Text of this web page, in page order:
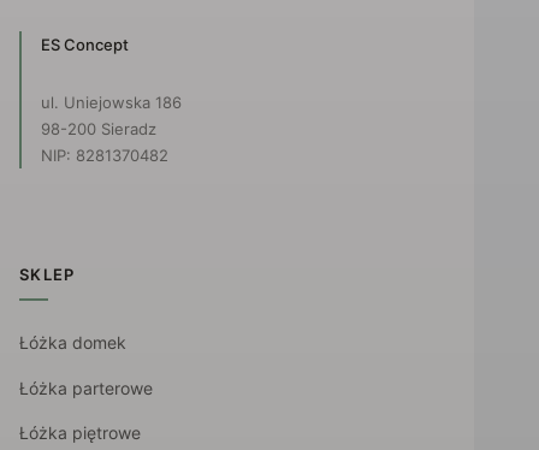
ES Concept
ul. Uniejowska 186
98-200 Sieradz
NIP: 8281370482
SKLEP
Łóżka domek
Łóżka parterowe
Łóżka piętrowe